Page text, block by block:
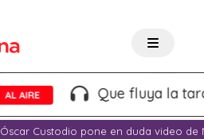
Que fluya la tarde!
Óscar Custodio pone en duda video de